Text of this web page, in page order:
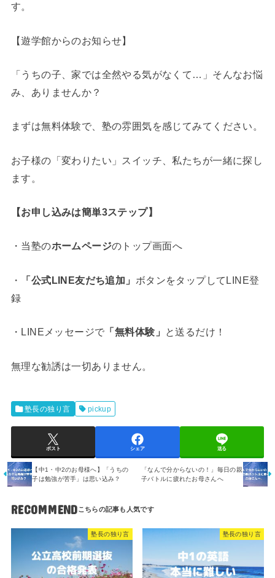
す。
【遊学館からのお知らせ】
「うちの子、家では全然やる気がなくて…」そんなお悩
み、ありませんか？
まずは無料体験で、塾の雰囲気を感じてみてください。
お子様の「変わりたい」スイッチ、私たちが一緒に探し
ます。
【お申し込みは簡単3ステップ】
・当塾のホームページのトップ画面へ
・ 「公式LINE友だち追加」 ボタンをタップしてLINE登
録
・LINEメッセージで 「無料体験 」 と送るだけ！
無理な勧誘は一切ありません。
塾長の独り言 pickup
ポスト シェア 送る
【中1・中2のお母様へ】「うちの
子は勉強が苦手」は思い込み？
「なんで分からないの！」毎日の親
子バトルに疲れたお母さんへ
RECOMMEND
塾長の独り言 塾長の独り言